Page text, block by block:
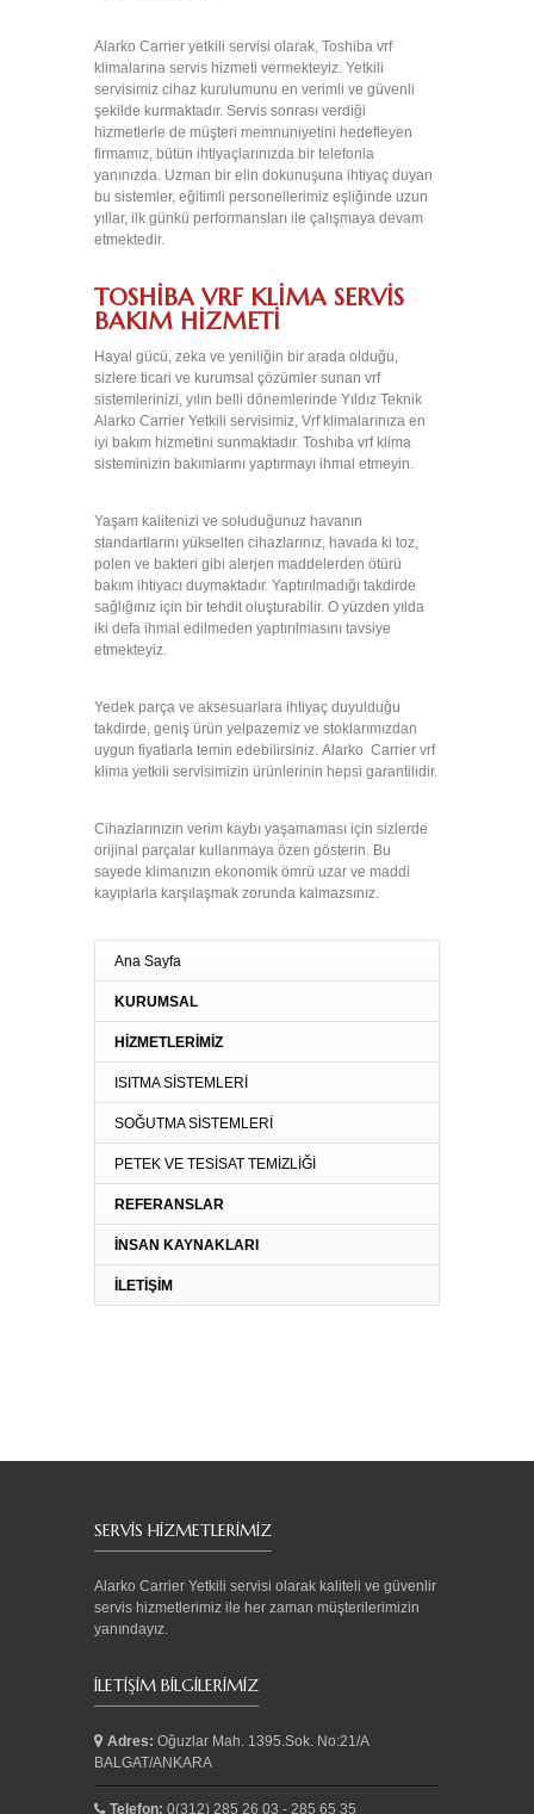
KOMBİ
BRÜLÖR
KLİMA
SİSTEMLERİ
REFERANSLAR
KAYNAKLARI
Alarko Carrier yetkili servisi olarak, Toshiba vrf
klimalarına servis hizmeti vermekteyiz. Yetkili
servisimiz cihaz kurulumunu en verimli ve güvenli
şekilde kurmaktadır. Servis sonrası verdiği
hizmetlerle de müşteri memnuniyetini hedefleyen
firmamız, bütün ihtiyaçlarınızda bir telefonla
yanınızda. Uzman bir elin dokunuşuna ihtiyaç duyan
bu sistemler, eğitimli personellerimiz eşliğinde uzun
yıllar, ilk günkü performansları ile çalışmaya devam
etmektedir.
TOSHIBA VRF KLIMA SERVIS
BAKIM HIZMETI
Hayal gücü, zeka ve yeniliğin bir arada olduğu,
sizlere ticari ve kurumsal çözümler sunan vrf
sistemlerinizi, yılın belli dönemlerinde Yıldız Teknik
Alarko Carrier Yetkili servisimiz, Vrf klimalarınıza en
iyi bakım hizmetini sunmaktadır. Toshıba vrf klima
sisteminizin bakımlarını yaptırmayı ihmal etmeyin.
Yaşam kalitenizi ve soluduğunuz havanın
standartlarını yükselten cihazlarınız, havada ki toz,
polen ve bakteri gibi alerjen maddelerden ötürü
bakım ihtiyacı duymaktadır. Yaptırılmadığı takdirde
sağlığınız için bir tehdit oluşturabilir. O yüzden yılda
iki defa ihmal edilmeden yaptırılmasını tavsiye
etmekteyiz.
Yedek parça ve aksesuarlara ihtiyaç duyulduğu
takdirde, geniş ürün yelpazemiz ve stoklarımızdan
uygun fiyatlarla temin edebilirsiniz. Alarko Carrier vrf
klima yetkili servisimizin ürünlerinin hepsi garantilidir.
Cihazlarınızın verim kaybı yaşamaması için sizlerde
orijinal parçalar kullanmaya özen gösterin. Bu
sayede klimanızın ekonomik ömrü uzar ve maddi
kayıplarla karşılaşmak zorunda kalmazsınız.
Ana Sayfa
KURUMSAL
HİZMETLERİMİZ
ISITMA SİSTEMLERİ
SOĞUTMA SİSTEMLERİ
PETEK VE TESİSAT TEMİZLİĞİ
REFERANSLAR
İNSAN KAYNAKLARI
İLETİŞİM
SERVİS HİZMETLERİMİZ
Alarko Carrier Yetkili servisi olarak kaliteli ve güvenlir
servis hizmetlerimiz ile her zaman müşterilerimizin
yanındayız.
İLETIŞIM BILGILERIMIZ
Adres: Oğuzlar Mah. 1395.Sok. No:21/A
BALGAT/ANKARA
Telefon: 0(312) 285 26 03 - 285 65 35